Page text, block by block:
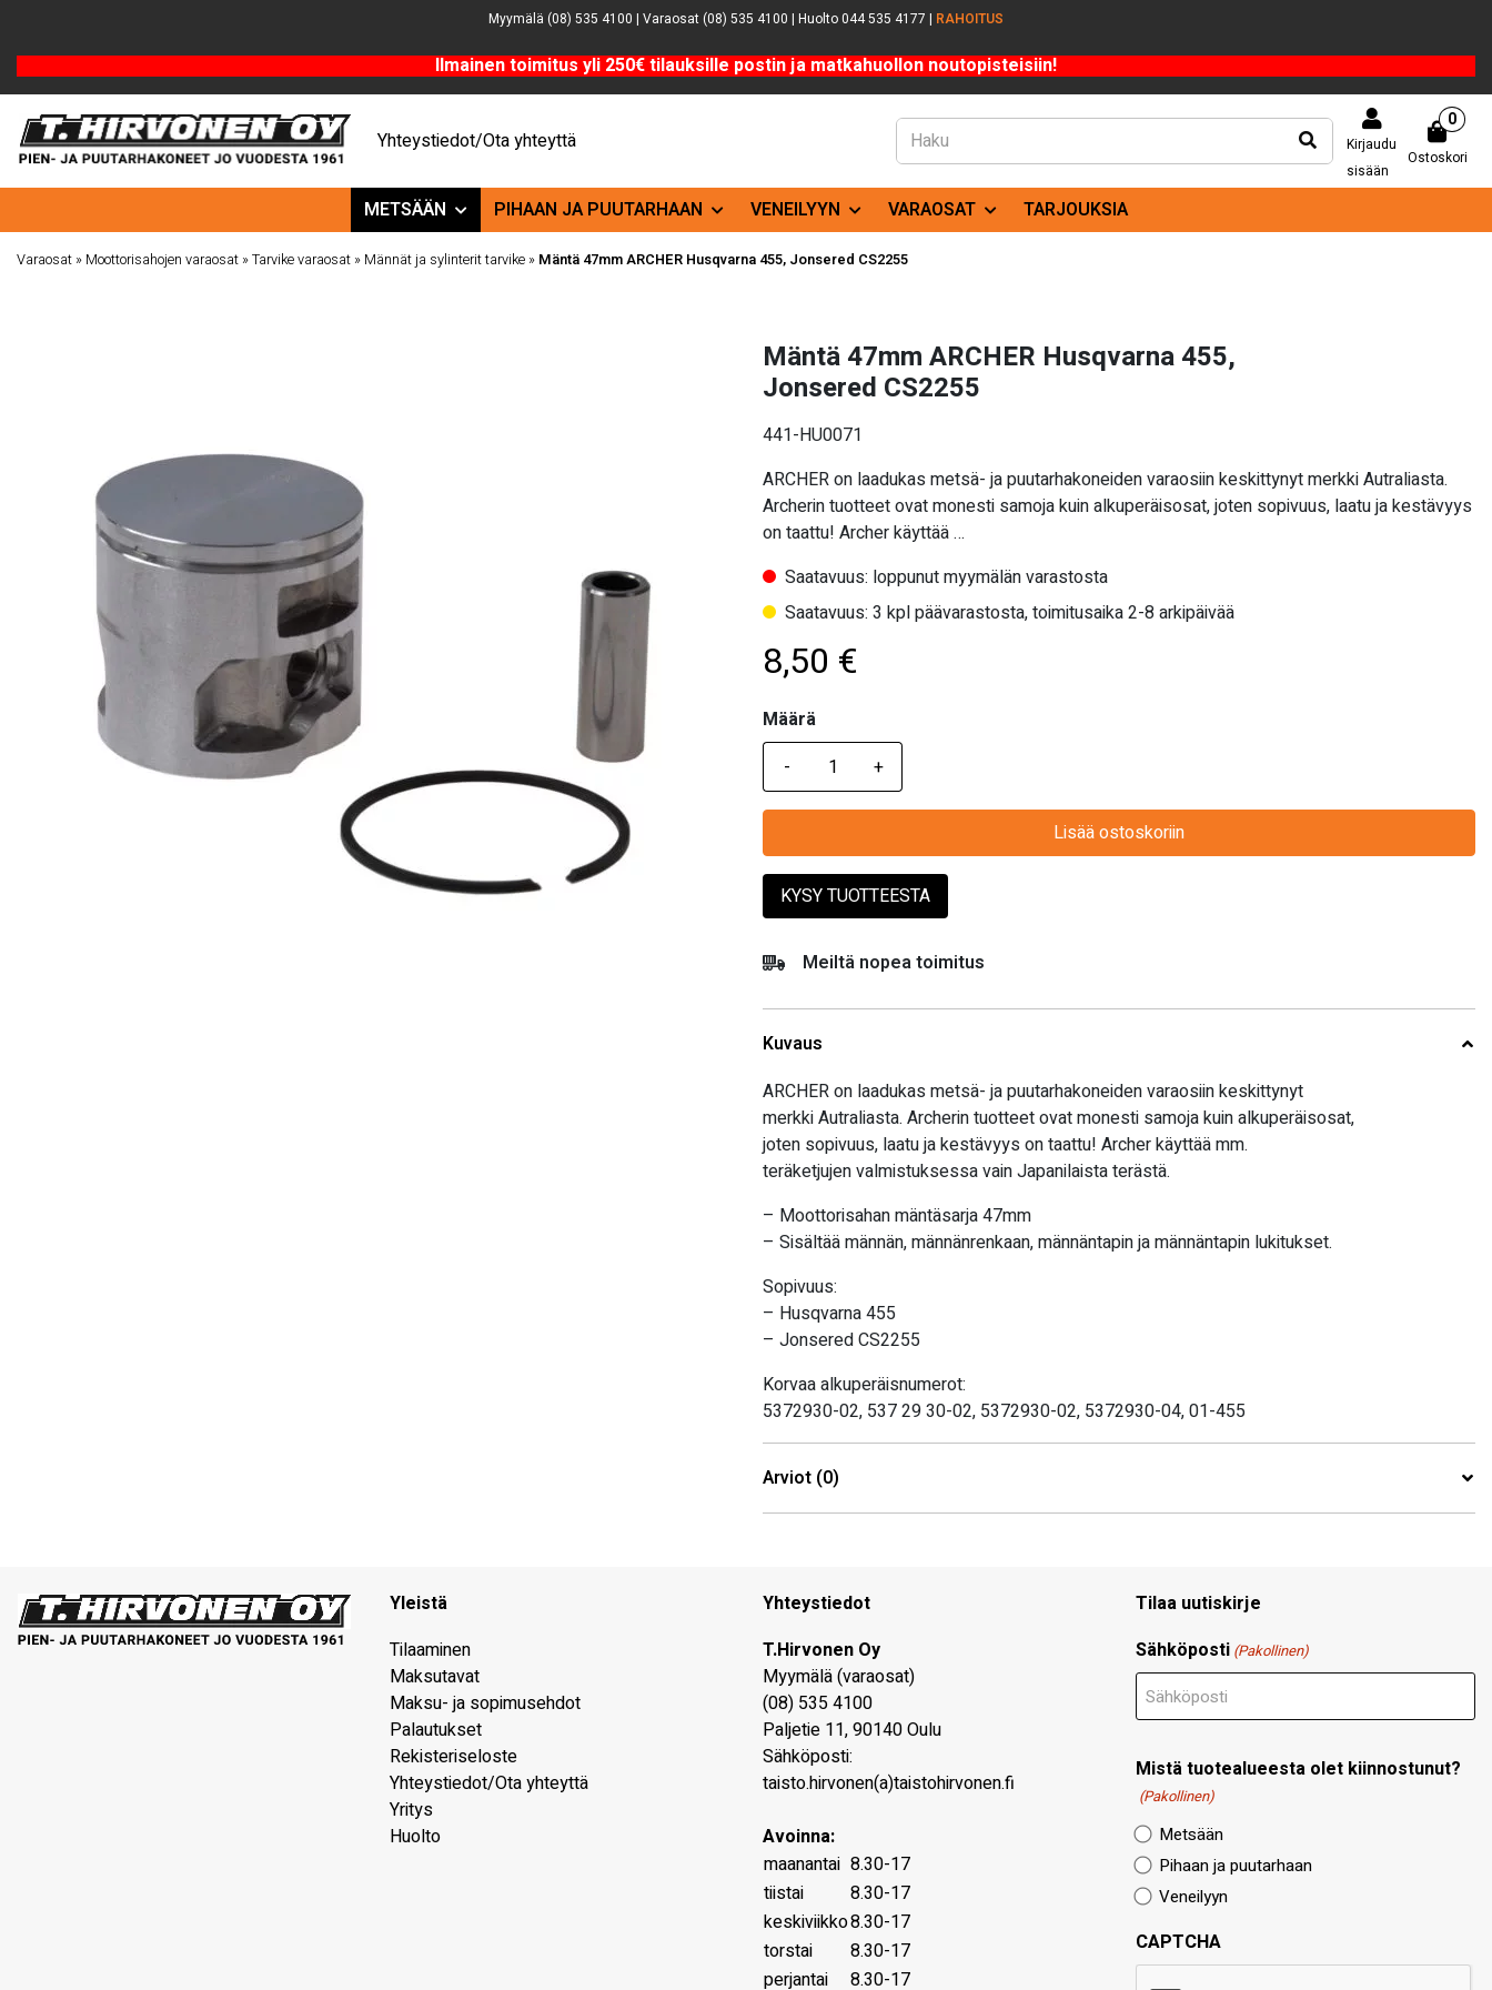
Myymälä (08) 535 4100 | Varaosat (08) 535 4100 | Huolto 044 535 4177 | RAHOITUS
Ilmainen toimitus yli 250€ tilauksille postin ja matkahuollon noutopisteisiin!
Yhteystiedot/Ota yhteyttä
Kirjaudu
sisään
Ostoskori
0
METSÄÄN PIHAAN JA PUUTARHAAN VENEILYYN VARAOSAT TARJOUKSIA
Varaosat » Moottorisahojen varaosat »Tarvike varaosat » Männät ja sylinterit tarvike » Mäntä 47mm ARCHER Husqvarna 455, Jonsered CS2255
Mäntä 47mm ARCHER Husqvarna 455,
Jonsered CS2255
441-HU0071
ARCHER on laadukas metsä- ja puutarhakoneiden varaosiin keskittynyt merkki Autraliasta.
Archerin tuotteet ovat monesti samoja kuin alkuperäisosat, joten sopivuus, laatu ja kestävyys
on taattu! Archer käyttää …
Saatavuus: loppunut myymälän varastosta
Saatavuus: 3 kpl päävarastosta, toimitusaika 2-8 arkipäivää
8,50 €
Määrä
Määrä
Lisää ostoskoriin
KYSY TUOTTEESTA
Meiltä nopea toimitus
Kuvaus
ARCHER on laadukas metsä- ja puutarhakoneiden varaosiin keskittynyt
merkki Autraliasta. Archerin tuotteet ovat monesti samoja kuin alkuperäisosat,
joten sopivuus, laatu ja kestävyys on taattu! Archer käyttää mm.
teräketjujen valmistuksessa vain Japanilaista terästä.
– Moottorisahan mäntäsarja 47mm
– Sisältää männän, männänrenkaan, männäntapin ja männäntapin lukitukset.
Sopivuus:
– Husqvarna 455
– Jonsered CS2255
Korvaa alkuperäisnumerot:
5372930-02, 537 29 30-02, 5372930-02, 5372930-04, 01-455
Arviot (0)
Yleistä
Tilaaminen
Maksutavat
Maksu- ja sopimusehdot
Palautukset
Rekisteriseloste
Yhteystiedot/Ota yhteyttä
Yritys
Huolto
Yhteystiedot
T.Hirvonen Oy
Myymälä (varaosat)
(08) 535 4100
Paljetie 11,90140Oulu
Sähköposti:
taisto.hirvonen(a)taistohirvonen.fi
Avoinna:
maanantai 8.30-17
tiistai
8.30-17
keskiviikko8.30-17
torstai
8.30-17
perjantai
8.30-17
Tilaa uutiskirje
Sähköposti (Pakollinen)
Mistä tuotealueesta olet kiinnostunut?
(Pakollinen)
Metsään
Pihaan ja puutarhaan
Veneilyyn
CAPTCHA